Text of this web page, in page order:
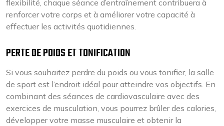
flexibilité, chaque séance d’entraînement contribuera à
renforcer votre corps et à améliorer votre capacité à
effectuer les activités quotidiennes.
PERTE DE POIDS ET TONIFICATION
Si vous souhaitez perdre du poids ou vous tonifier, la salle
de sport est l’endroit idéal pour atteindre vos objectifs. En
combinant des séances de cardiovasculaire avec des
exercices de musculation, vous pourrez brûler des calories,
développer votre masse musculaire et obtenir la